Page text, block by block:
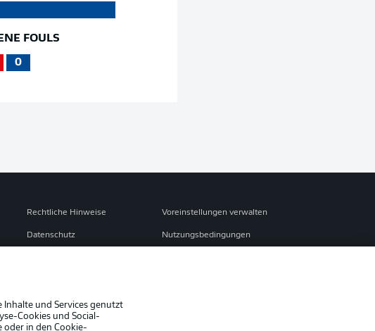
FOULS
0
Rechtliche Hinweise Voreinstellungen verwalten
Datenschutz Nutzungsbedingungen
Spieler
AGB
und Services genutzt
Cookies und Social-
oder in den Cookie-